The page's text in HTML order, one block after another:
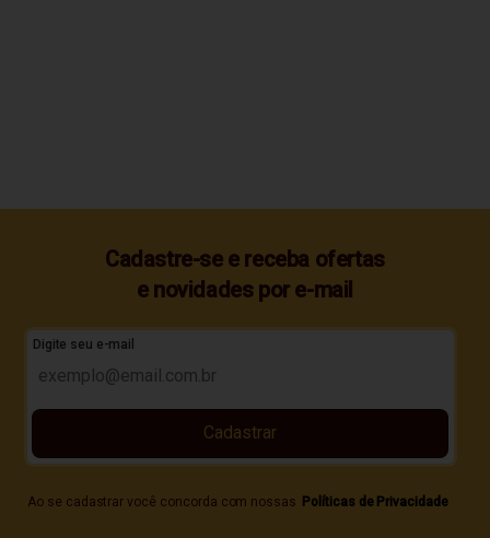
Cadastre-se e receba ofertas
e novidades por e-mail
Digite seu e-mail
Ao se cadastrar você concorda com nossas Políticas de Privacidade
Cadastrar